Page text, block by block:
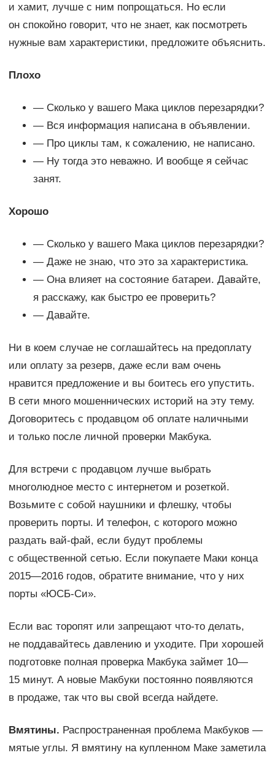
и хамит, лучше с ним попрощаться. Но если
он спокойно говорит, что не знает, как посмотреть
нужные вам характеристики, предложите объяснить.
Плохо
— Сколько у вашего Мака циклов перезарядки?
— Вся информация написана в объявлении.
— Про циклы там, к сожалению, не написано.
— Ну тогда это неважно. И вообще я сейчас
занят.
Хорошо
— Сколько у вашего Мака циклов перезарядки?
— Даже не знаю, что это за характеристика.
— Она влияет на состояние батареи. Давайте,
я расскажу, как быстро ее проверить?
— Давайте.
Ни в коем случае не соглашайтесь на предоплату
или оплату за резерв, даже если вам очень
нравится предложение и вы боитесь его упустить.
В сети много мошеннических историй на эту тему.
Договоритесь с продавцом об оплате наличными
и только после личной проверки Макбука.
Для встречи с продавцом лучше выбрать
многолюдное место с интернетом и розеткой.
Возьмите с собой наушники и флешку, чтобы
проверить порты. И телефон, с которого можно
раздать вай-фай, если будут проблемы
с общественной сетью. Если покупаете Маки конца
2015—2016 годов, обратите внимание, что у них
порты «ЮСБ-Си».
Если вас торопят или запрещают что-то делать,
не поддавайтесь давлению и уходите. При хорошей
подготовке полная проверка Макбука займет 10—
15 минут. А новые Макбуки постоянно появляются
в продаже, так что вы свой всегда найдете.
Вмятины. Распространенная проблема Макбуков —
мятые углы. Я вмятину на купленном Маке заметила